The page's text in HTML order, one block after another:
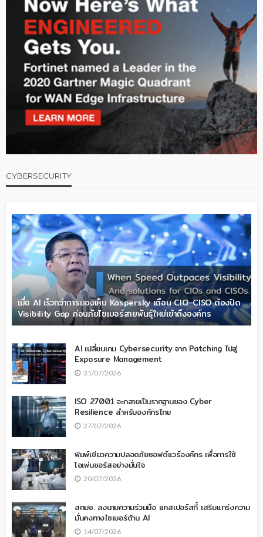
CYBERSECURITY
เมื่อ AI เร็วกว่าการมองเห็น Kaspersky เตือน CIO-CISO ต้องปิด
Visibility Gap ก่อนภัยไซเบอร์สายพันธุ์ใหม่เข้าถึงองค์กร
AI เปลี่ยนเกม Cybersecurity จาก Patching ไปสู่
Exposure Management
31/07/2026
ISO 27001 จะกลายเป็นรากฐานของ Cyber
Resilience สำหรับองค์กรไทย
27/07/2026
พิมพ์เขียวความปลอดภัยซอฟต์แวร์องค์กร เพื่อการใช้
โอเพ่นซอร์สอย่างมั่นใจ
20/07/2026
สกมช. ลงนามความร่วมมือ แคสเปอร์สกี้ เสริมแกร่งความ
มั่นคงทางไซเบอร์ด้าน AI
14/07/2026